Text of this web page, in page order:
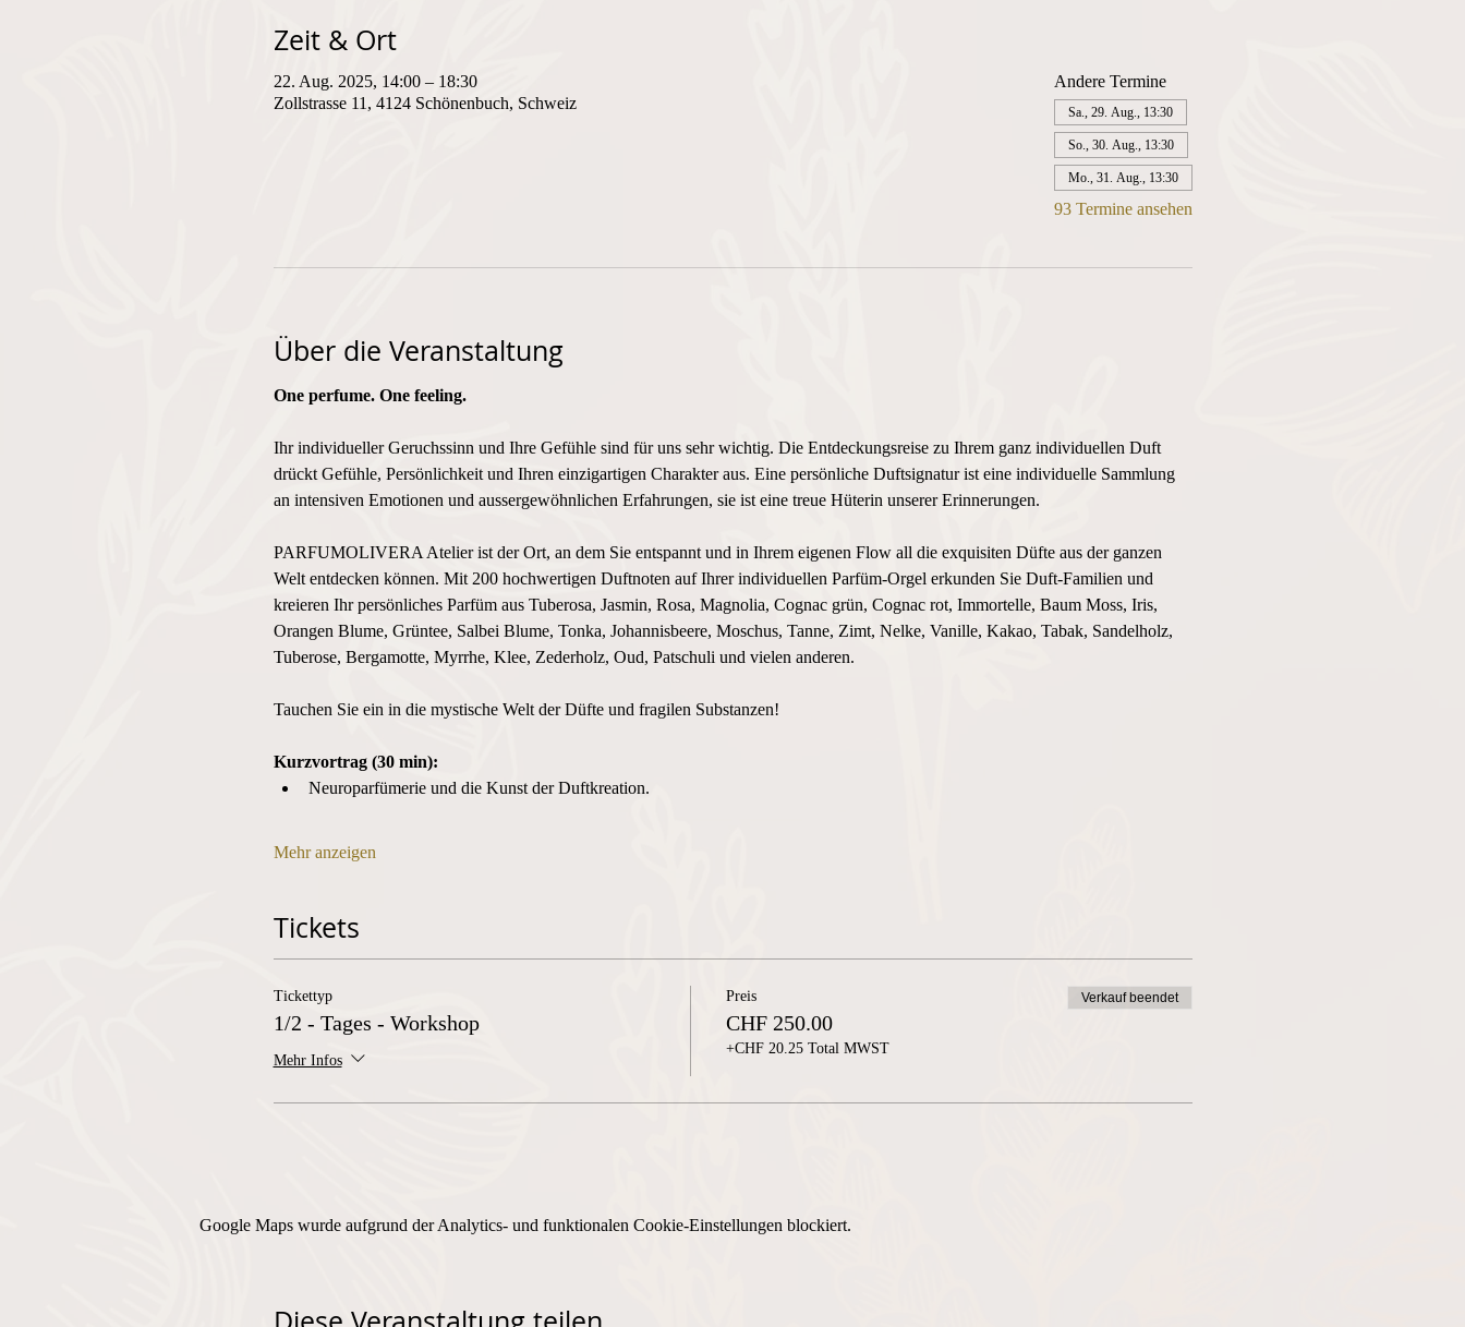
Zeit & Ort
22. Aug. 2025, 14:00 – 18:30
Zollstrasse 11, 4124 Schönenbuch, Schweiz
Andere Termine
Sa., 29. Aug., 13:30
So., 30. Aug., 13:30
Mo., 31. Aug., 13:30
93 Termine ansehen
Über die Veranstaltung
One perfume. One feeling.
Ihr individueller Geruchssinn und Ihre Gefühle sind für uns sehr wichtig. Die Entdeckungsreise zu Ihrem ganz individuellen Duft
drückt Gefühle, Persönlichkeit und Ihren einzigartigen Charakter aus. Eine persönliche Duftsignatur ist eine individuelle Sammlung
an intensiven Emotionen und aussergewöhnlichen Erfahrungen, sie ist eine treue Hüterin unserer Erinnerungen.
PARFUMOLIVERA Atelier ist der Ort, an dem Sie entspannt und in Ihrem eigenen Flow all die exquisiten Düfte aus der ganzen
Welt entdecken können. Mit 200 hochwertigen Duftnoten auf Ihrer individuellen Parfüm-Orgel erkunden Sie Duft-Familien und
kreieren Ihr persönliches Parfüm aus Tuberosa, Jasmin, Rosa, Magnolia, Cognac grün, Cognac rot, Immortelle, Baum Moss, Iris,
Orangen Blume, Grüntee, Salbei Blume, Tonka, Johannisbeere, Moschus, Tanne, Zimt, Nelke, Vanille, Kakao, Tabak, Sandelholz,
Tuberose, Bergamotte, Myrrhe, Klee, Zederholz, Oud, Patschuli und vielen anderen.
Tauchen Sie ein in die mystische Welt der Düfte und fragilen Substanzen!
Kurzvortrag (30 min):
Neuroparfümerie und die Kunst der Duftkreation.
Mehr anzeigen
Tickets
Tickettyp
1/2 - Tages - Workshop
Mehr Infos
Preis
CHF 250.00
+CHF 20.25 Total MWST
Verkauf beendet
Google Maps wurde aufgrund der Analytics- und funktionalen Cookie-Einstellungen blockiert.